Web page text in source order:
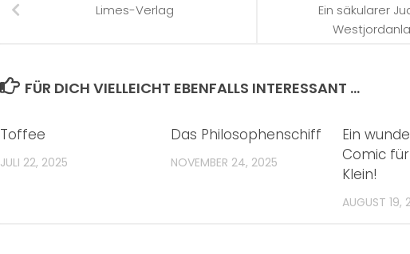
Ein säkularer
Limes-Verlag
FÜR DICH VIELLEICHT EBENFALLS INTERESSANT …
Toffee
JULI 22, 2025
Das Philosophenschiff
NOVEMBER 24, 2025
Ein
Comic
Klein!
AUGUST 19,